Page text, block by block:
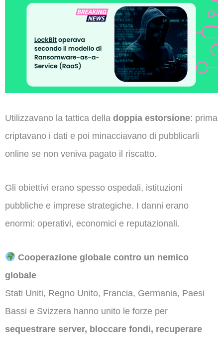
Utilizzavano la tattica della doppia estorsione: prima
criptavano i dati e poi minacciavano di pubblicarli
online se non veniva pagato il riscatto.
Gli obiettivi erano spesso ospedali, istituzioni
pubbliche e imprese strategiche. I danni erano
enormi: operativi, economici e reputazionali.
Cooperazione globale contro un nemico
globale
Stati Uniti, Regno Unito, Francia, Germania, Paesi
Bassi e Svizzera hanno unito le forze per
sequestrare server, bloccare fondi, recuperare